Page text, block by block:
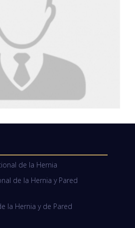
de la Hernia
de la Hernia y Pared
la Hernia y de Pared